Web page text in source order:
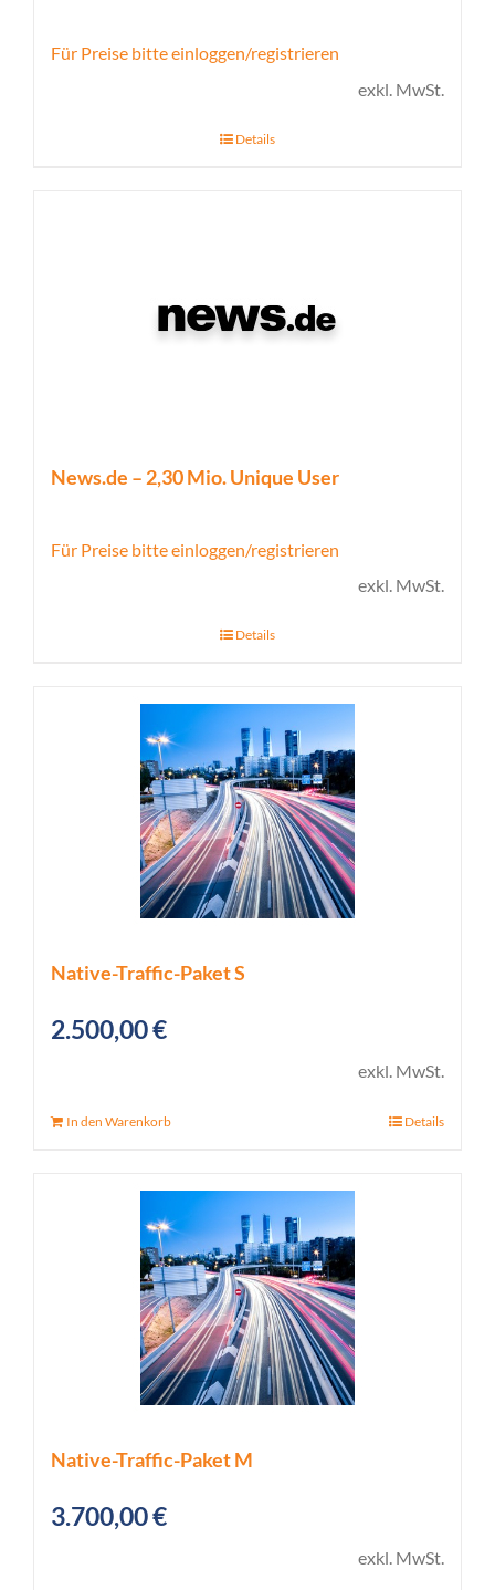
Für Preise bitte einloggen/registrieren
exkl. MwSt.
Details
News.de – 2,30 Mio. Unique User
Für Preise bitte einloggen/registrieren
exkl. MwSt.
Details
Native-Traffic-Paket S
2.500,00€
exkl. MwSt.
In den Warenkorb Details
Native-Traffic-Paket M
3.700,00€
exkl. MwSt.